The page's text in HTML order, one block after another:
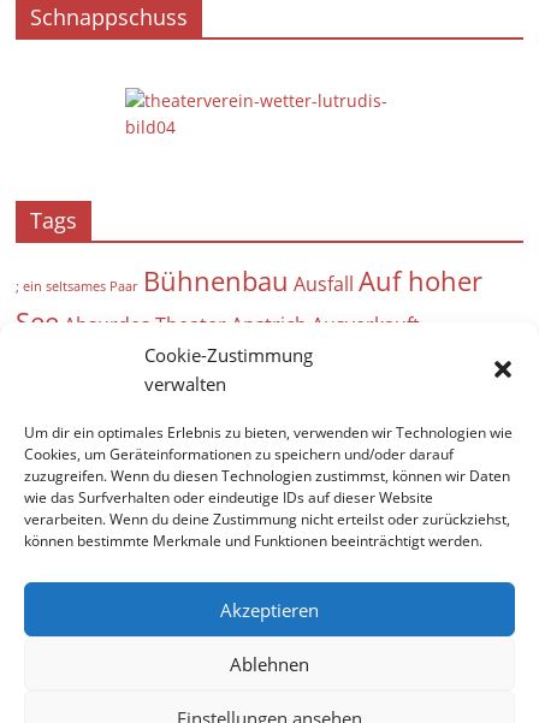
Cookie-Zustimmung
verwalten
Um dir ein optimales Erlebnis zu bieten, verwenden wir Technologien wie
Cookies, um Geräteinformationen zu speichern und/oder darauf
zuzugreifen. Wenn du diesen Technologien zustimmst, können wir Daten
wie das Surfverhalten oder eindeutige IDs auf dieser Website
verarbeiten. Wenn du deine Zustimmung nicht erteilst oder zurückziehst,
können bestimmte Merkmale und Funktionen beeinträchtigt werden.
Akzeptieren
Ablehnen
Einstellungen ansehen
Schnappschuss
Tags
; ein seltsames Paar Bühnenbau Ausfall Auf hoher
See Absurdes Theater Anstrich Ausverkauft
Arbeitseinsatz25 Jahre Theaterverein
BühneBeweise
Angebot für KinderBrechtBurgfestspiele Bad
Vilbel 2024Absage angeklagt
vorbehalten.